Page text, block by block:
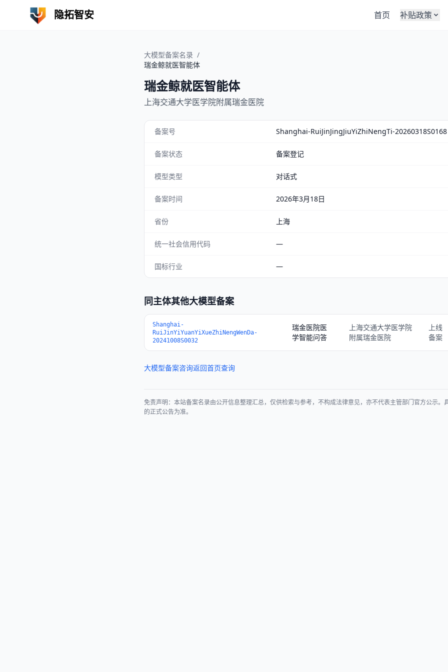
隐拓智安 首页 补贴政策
大模型备案名录 /
瑞金鲸就医智能体
瑞金鲸就医智能体
上海交通大学医学院附属瑞金医院
备案号 Shanghai-RuiJinJingJiuYiZhiNengTi-20260318S0168
备案状态 备案登记
模型类型 对话式
备案时间 2026年3月18日
省份 上海
统一社会信用代码 —
国标行业 —
同主体其他大模型备案
Shanghai-
RuiJinYiYuanYiXueZhiNengWenDa-
20241008S0032
瑞金医院医
学智能问答
上海交通大学医学院
附属瑞金医院
上线
备案
大模型备案咨询返回首页查询
免责声明：本站备案名录由公开信息整理汇总，仅供检索与参考，不构成法律意见，亦不代表主管部门官方公示。
的正式公告为准。